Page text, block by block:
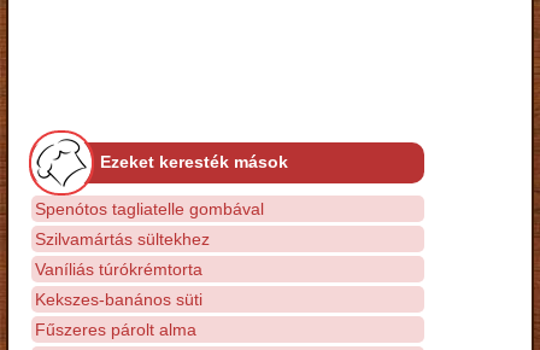
Ezeket keresték mások
Spenótos tagliatelle gombával
Szilvamártás sültekhez
Vaníliás túrókrémtorta
Kekszes-banános süti
Fűszeres párolt alma